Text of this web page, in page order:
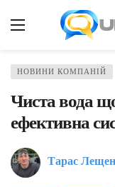
НОВИНИ КОМПАНІЙ
Чиста вода
ефективна
Тарас